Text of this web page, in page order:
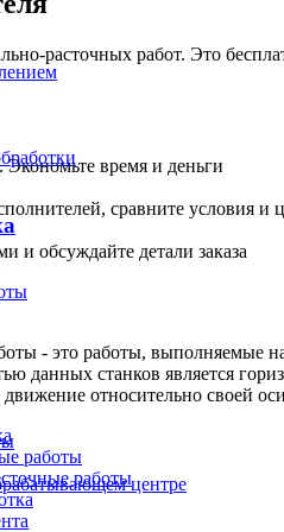
центре
расточных работ. Это
время и деньги
сравните условия и
и обсуждайте детали заказа
- это работы, выполняемые
данных станков является
относительно своей
работы
работы